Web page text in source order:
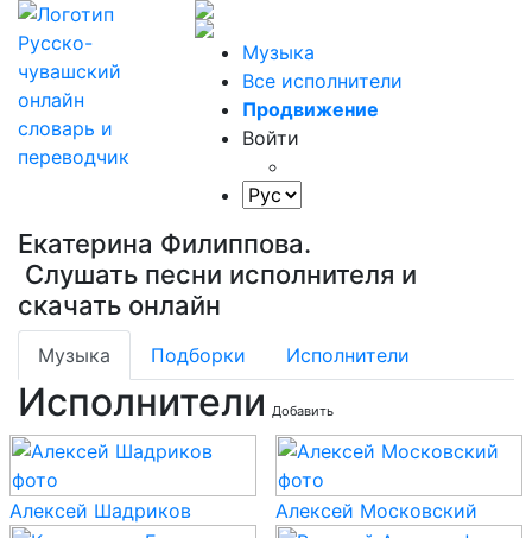
Музыка
Все исполнители
Продвижение
Войти
Екатерина Филиппова.
Слушать песни исполнителя и
скачать онлайн
Музыка Подборки Исполнители
Исполнители Добавить
Алексей Шадриков Алексей Московский